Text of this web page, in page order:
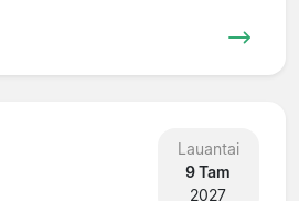
Lauantai
9 Tam
2027